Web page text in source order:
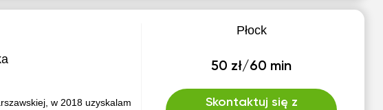
w 2018 uzyskalam
Płock
50 zł/60 min
Skontaktuj się z